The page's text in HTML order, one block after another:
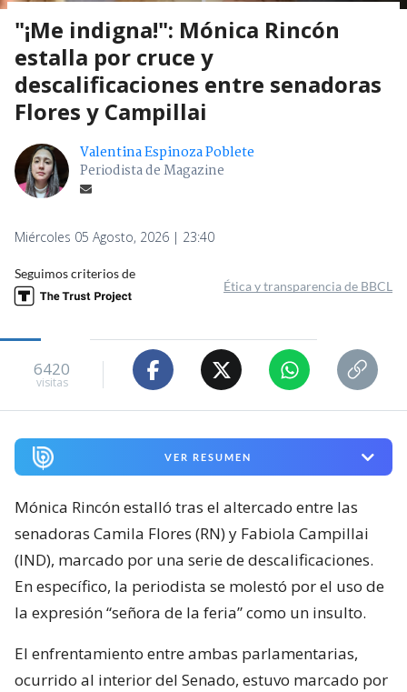
"¡Me indigna!": Mónica Rincón
estalla por cruce y
descalificaciones entre senadoras
Flores y Campillai
Valentina Espinoza Poblete
Periodista de Magazine
Miércoles 05 Agosto, 2026 | 23:40
Seguimos criterios de
Ética y transparencia de BBCL
6420
visitas
VER RESUMEN
Mónica Rincón estalló tras el altercado entre las
senadoras Camila Flores (RN) y Fabiola Campillai
(IND), marcado por una serie de descalificaciones.
En específico, la periodista se molestó por el uso de
la expresión “señora de la feria” como un insulto.
El enfrentamiento entre ambas parlamentarias,
ocurrido al interior del Senado, estuvo marcado por